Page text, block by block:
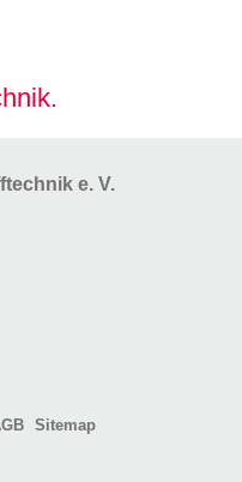
e. V.
Sitemap